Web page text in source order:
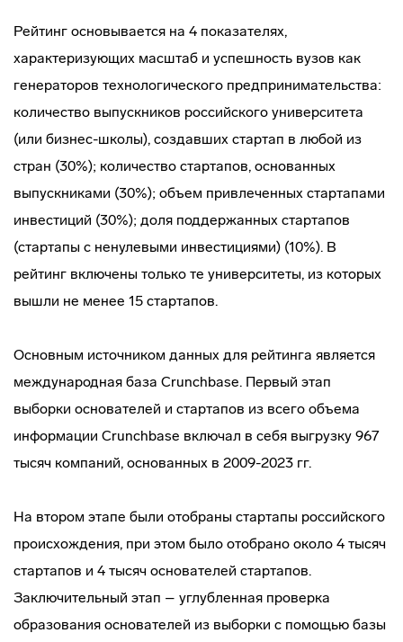
Рейтинг основывается на 4 показателях,
характеризующих масштаб и успешность вузов как
генераторов технологического предпринимательства:
количество выпускников российского университета
(или бизнес-школы), создавших стартап в любой из
стран (30%); количество стартапов, основанных
выпускниками (30%); объем привлеченных стартапами
инвестиций (30%); доля поддержанных стартапов
(стартапы с ненулевыми инвестициями) (10%). В
рейтинг включены только те университеты, из которых
вышли не менее 15 стартапов.
Основным источником данных для рейтинга является
международная база Crunchbase. Первый этап
выборки основателей и стартапов из всего объема
информации Crunchbase включал в себя выгрузку 967
тысяч компаний, основанных в 2009-2023 гг.
На втором этапе были отобраны стартапы российского
происхождения, при этом было отобрано около 4 тысяч
стартапов и 4 тысяч основателей стартапов.
Заключительный этап – углубленная проверка
образования основателей из выборки с помощью базы